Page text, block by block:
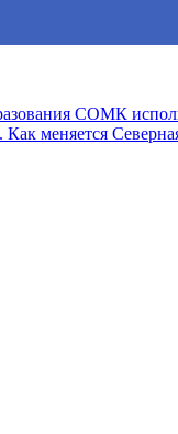
СОМК
меняется